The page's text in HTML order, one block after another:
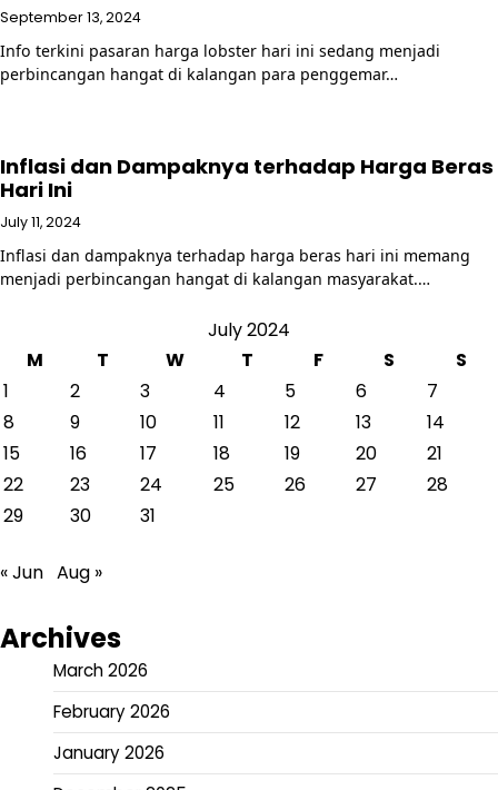
September 13, 2024
Info terkini pasaran harga lobster hari ini sedang menjadi
perbincangan hangat di kalangan para penggemar…
Inflasi dan Dampaknya terhadap Harga Beras
Hari Ini
July 11, 2024
Inflasi dan dampaknya terhadap harga beras hari ini memang
menjadi perbincangan hangat di kalangan masyarakat.…
July 2024
M
T W T F S
S
1
2 3 4 5 6
7
8
9 10 11 12 13
14
15
16 17 18 19 20
21
22
23 24 25 26 27
28
29
30 31
« Jun Aug »
Archives
March 2026
February 2026
January 2026